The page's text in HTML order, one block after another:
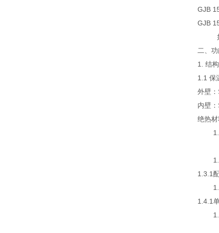
GJB
GJB
如未
二、
1. 结
1.1 保
外壁
内壁
绝热
1.2
1.3
1.3.1
1.4
1.4.1
1.5